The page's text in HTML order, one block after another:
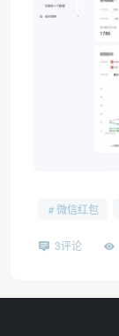
微信红包
3评论